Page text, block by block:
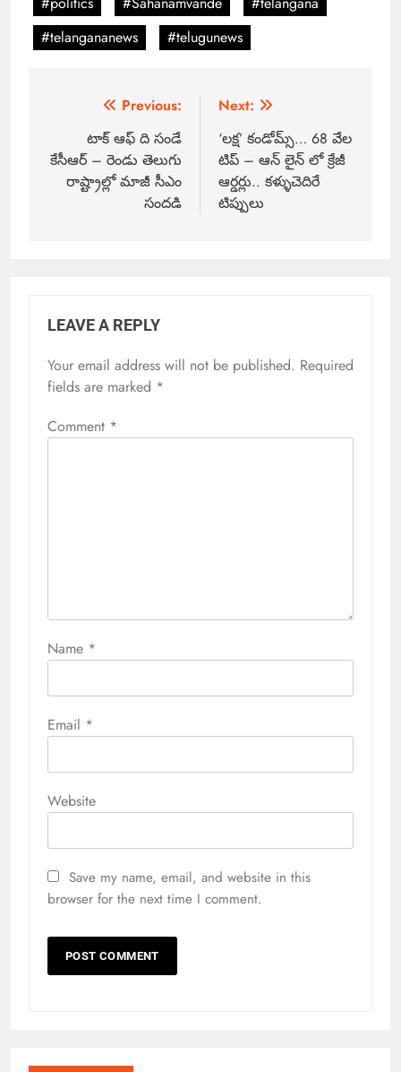
#telangananews
#telugunews
Previous:
టాక్ ఆఫ్ ది సండే
కేసీఆర్ – రెండు తెలుగు
రాష్ట్రాల్లో మాజీ సీఎం
సందడి
Next:
‘లక్ష’ కండోమ్స్… 68 వేల
టిప్ – ఆన్ లైన్ లో క్రేజీ
ఆర్డర్లు.. కళ్ళుచెదిరే
టిప్పులు
LEAVE A REPLY
Your email address will not be published. Required
fields are marked *
Comment *
Name *
Email *
Website
Save my name, email, and website in this
browser for the next time I comment.